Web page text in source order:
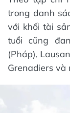
trong danh
với khối tài
tuổi cũng
(Pháp),
Grenadiers và